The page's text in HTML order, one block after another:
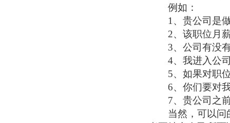
例如：
1、贵公司是做
2、该职位月薪
3、公司有没有
4、我进入公司
5、如果对职位
6、你们要对我
7、贵公司之前
当然，可以问的